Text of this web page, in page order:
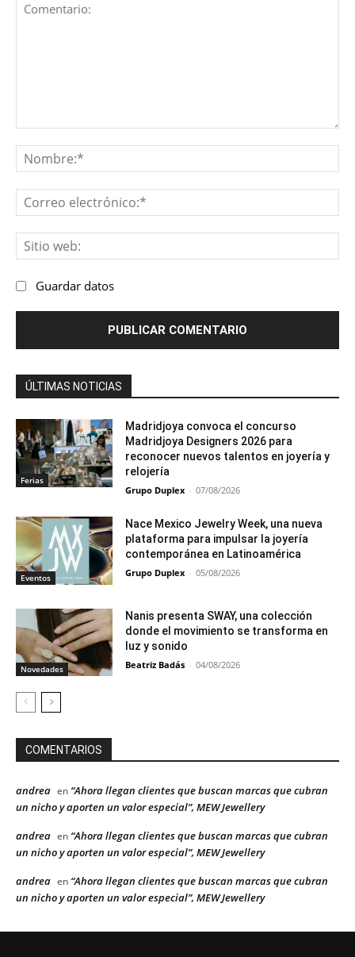
Guardar datos
ÚLTIMAS NOTICIAS
Ferias
Madridjoya convoca el concurso
Madridjoya Designers 2026 para
reconocer nuevos talentos en joyería y
relojería
Grupo Duplex - 07/08/2026
Eventos
Nace Mexico Jewelry Week, una nueva
plataforma para impulsar la joyería
contemporánea en Latinoamérica
Grupo Duplex - 05/08/2026
Novedades
Nanis presenta SWAY, una colección
donde el movimiento se transforma en
luz y sonido
Beatriz Badás - 04/08/2026
COMENTARIOS
andrea en “Ahora llegan clientes que buscan marcas que cubran
un nicho y aporten un valor especial”, MEW Jewellery
andrea en “Ahora llegan clientes que buscan marcas que cubran
un nicho y aporten un valor especial”, MEW Jewellery
andrea en “Ahora llegan clientes que buscan marcas que cubran
un nicho y aporten un valor especial”, MEW Jewellery